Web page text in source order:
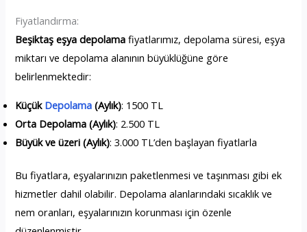
Fiyatlandırma:
Beşiktaş eşya depolama fiyatlarımız, depolama süresi, eşya
miktarı ve depolama alanının büyüklüğüne göre
belirlenmektedir:
Küçük Depolama(Aylık): 1500 TL
Orta Depolama (Aylık): 2.500 TL
Büyük ve üzeri (Aylık): 3.000 TL’den başlayan fiyatlarla
Bu fiyatlara, eşyalarınızın paketlenmesi ve taşınması gibi ek
hizmetler dahil olabilir. Depolama alanlarındaki sıcaklık ve
nem oranları, eşyalarınızın korunması için özenle